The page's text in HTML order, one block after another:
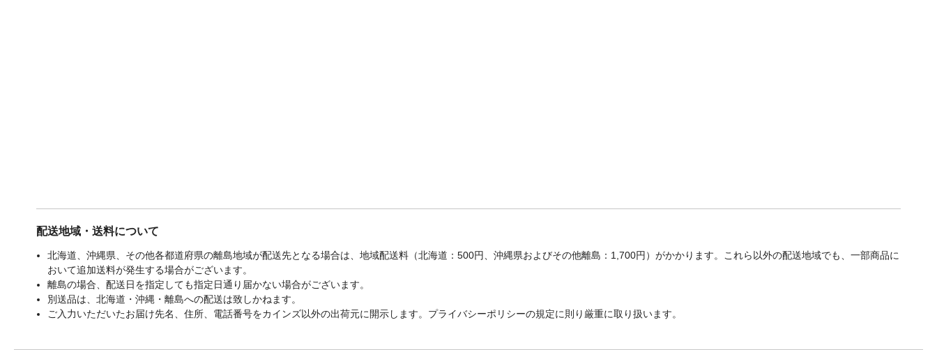
配送地域・送料について
北海道、沖縄県、その他各都道府県の離島地域が配送先となる場合は、地域配送料（北海道：500円、沖縄県およびその他離島：1,700円）がかかります。これら以外の配送地域でも、一部商品に
おいて追加送料が発生する場合がございます。
離島の場合、配送日を指定しても指定日通り届かない場合がございます。
別送品は、北海道・沖縄・離島への配送は致しかねます。
ご入力いただいたお届け先名、住所、電話番号をカインズ以外の出荷元に開示します。プライバシーポリシーの規定に則り厳重に取り扱います。